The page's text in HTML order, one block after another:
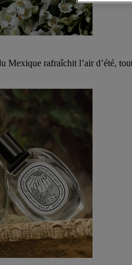
Mexique rafraîchit l’air d’été,